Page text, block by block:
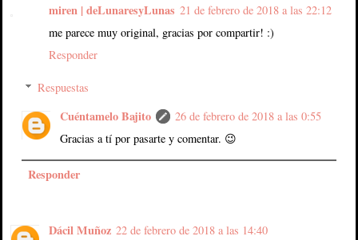
miren | deLunaresyLunas 21 de febrero de 2018 a las 22:12
me parece muy original, gracias por compartir! :)
Responder
Respuestas
Cuéntamelo Bajito
26 de febrero de 2018 a las 0:55
Gracias a tí por pasarte y comentar. 😉
Responder
Dácil Muñoz 22 de febrero de 2018 a las 14:40